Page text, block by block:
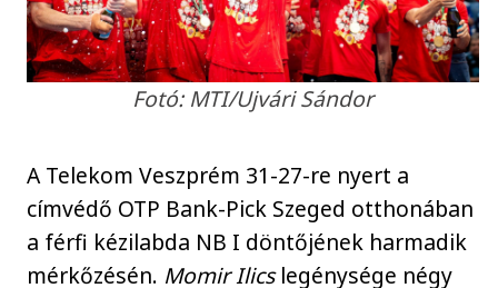
Fotó: MTI/Ujvári Sándor
A Telekom Veszprém 31-27-re nyert a
címvédő OTP Bank-Pick Szeged otthonában
a férfi kézilabda NB I döntőjének harmadik
mérkőzésén. Momir Ilicslegénysége négy